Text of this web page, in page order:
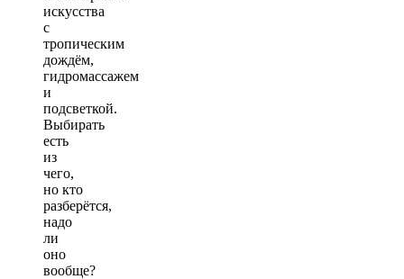
искусства
с
тропическим
дождём,
гидромассажем
и
подсветкой.
Выбирать
есть
из
чего,
но кто
разберётся,
надо
ли
оно
вообще?